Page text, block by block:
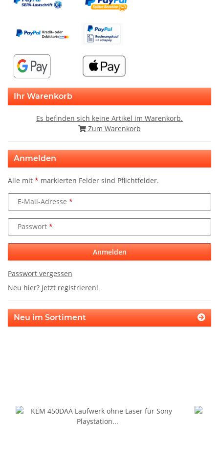
Ihr Warenkorb
Es befinden sich keine Artikel im Warenkorb.
Zum Warenkorb
Anmelden
Alle mit * markierten Felder sind Pflichtfelder.
E-Mail-Adresse
Passwort
Anmelden
Passwort vergessen
Neu hier? Jetzt registrieren!
Neu im Sortiment